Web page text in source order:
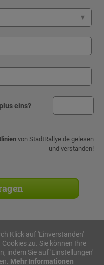
eins?
von StadtRallye.de gelesen
und verstanden!
Klick auf 'Einverstanden'
zu. Sie können Ihre
indem Sie auf 'Einstellungen'
Mehr Informationen